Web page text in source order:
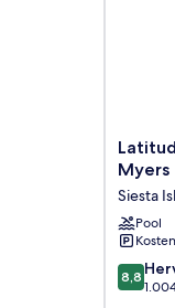
Latitude
26
Resort
-
Fort
Myers
Myers
Siesta
Pool
8.8
von
8,8